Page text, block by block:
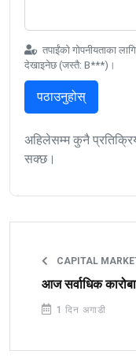
तपाईंको गोपनीयताका
देखाइनेछ (जस्तै: B***)।
पठाउनुहोस्
अहिलेसम्म कुनै
सक्छ।
CAPITAL
आज सर्वाधिक
1 दिन अगाडी